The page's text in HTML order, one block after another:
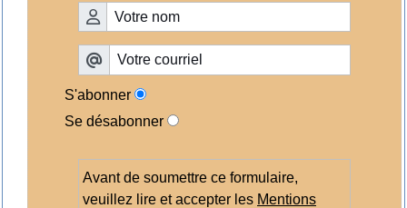
S'abonner
Se désabonner
Avant de soumettre ce formulaire,
veuillez lire et accepter les Mentions